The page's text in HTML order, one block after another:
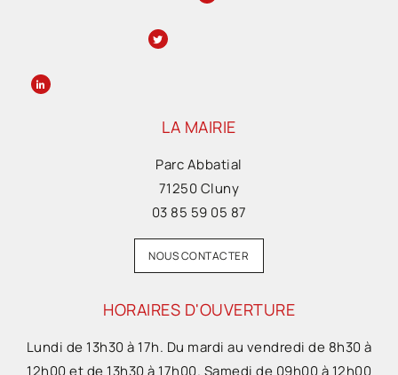
LA MAIRIE
Parc Abbatial
71250 Cluny
03 85 59 05 87
NOUS CONTACTER
HORAIRES D'OUVERTURE
Lundi de 13h30 à 17h. Du mardi au vendredi de 8h30 à
12h00 et de 13h30 à 17h00. Samedi de 09h00 à 12h00